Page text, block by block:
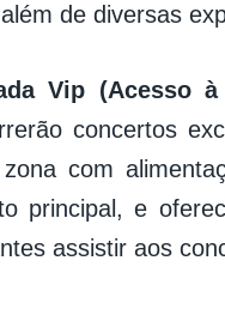
de diversas
Vip (Acesso
concertos
com
principal, e
assistir aos